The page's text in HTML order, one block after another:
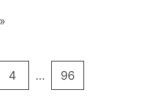
4 … 96